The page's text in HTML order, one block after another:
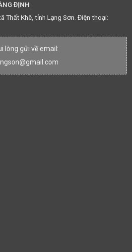
ĐỊNH
Thất Khê, tỉnh Lạng Sơn. Điện thoại:
lòng gửi về email: